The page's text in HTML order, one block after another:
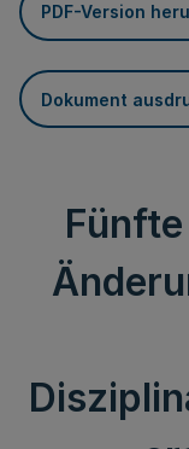
PDF-Version
Dokument